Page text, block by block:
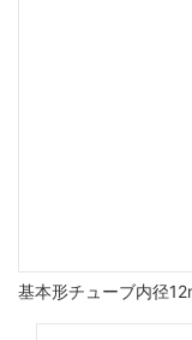
基本形チューブ内径